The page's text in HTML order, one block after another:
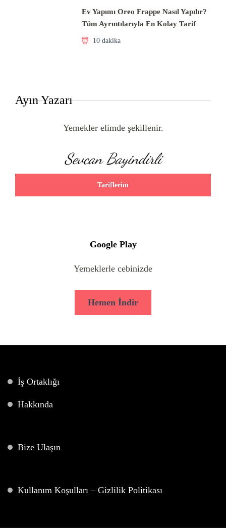
Ev Yapımı Oreo Frappe Nasıl Yapılır?
Tüm Ayrıntılarıyla En Kolay Tarif
10 dakika
Ayın Yazarı
Yemekler elimde şekillenir.
Sevcan Bayindirli
Tariflerim
Google Play
Yemeklerle cebinizde
Hemen İndir
İş Ortaklığı
Hakkında
Bize Ulaşın
Kullanım Koşulları – Gizlilik Politikası